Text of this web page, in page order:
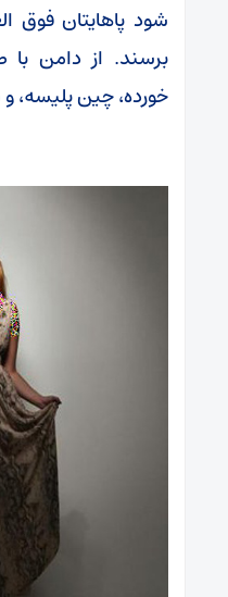
شود پاهایتان فوق
برسند. از دامن
خورده، چین پلیسه،